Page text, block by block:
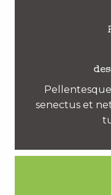
senectus et